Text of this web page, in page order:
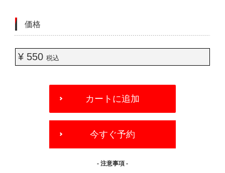
価格
¥ 550 税込
OPTIONS
カートに追加
今すぐ予約
- 注意事項 -